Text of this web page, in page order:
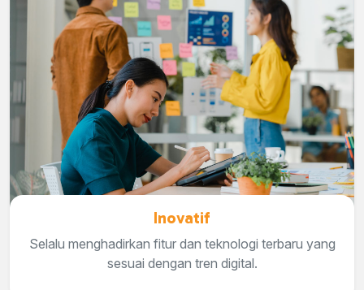
Inovatif
Selalu menghadirkan fitur dan teknologi terbaru yang
sesuai dengan tren digital.